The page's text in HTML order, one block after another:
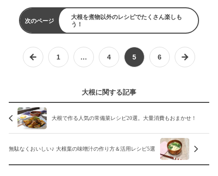
次のページ
大根を煮物以外のレシピでたくさん楽しも
う！
1 … 4 5 6
大根に関する記事
大根で作る人気の常備菜レシピ20選。大量消費もおまかせ！
無駄なくおいしい♪ 大根葉の味噌汁の作り方＆活用レシピ5選